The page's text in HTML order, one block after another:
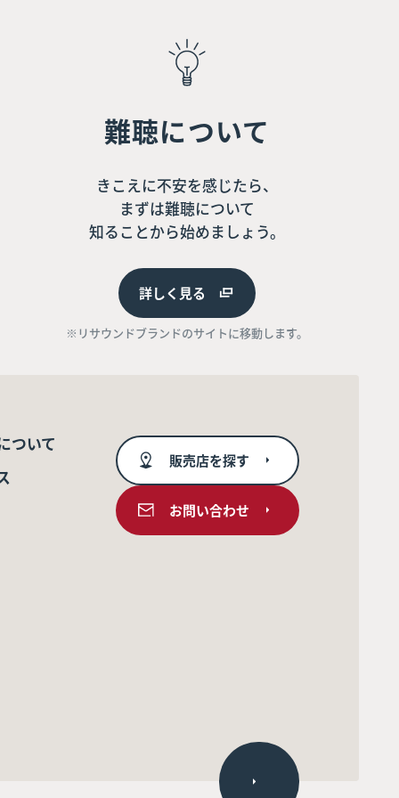
難聴について
きこえに不安を感じたら、
まずは難聴について
知ることから始めましょう。
詳しく見る
※リサウンドブランドのサイトに移動します。
ついて
販売店を探す
お問い合わせ